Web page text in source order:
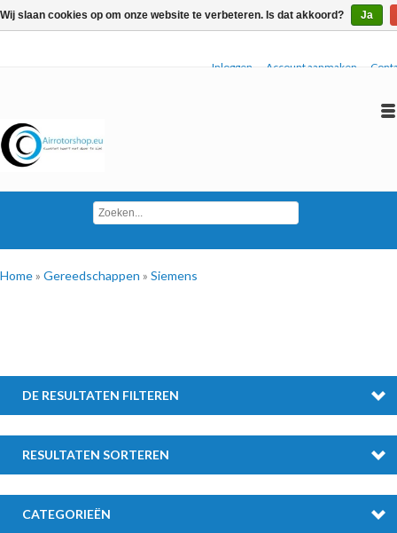
Inloggen Account aanmaken
Home» Gereedschappen » Siemens
DE RESULTATEN FILTEREN
RESULTATEN SORTEREN
CATEGORIEËN
Wij slaan cookies op om onze website te verbeteren. Is dat akkoord? Ja